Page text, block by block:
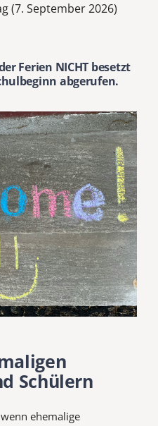
(7. September 2026)
Ferien NICHT besetzt
abgerufen.
Schülern
ehemalige